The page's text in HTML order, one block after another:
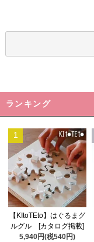
ランキング
1
【KItoTEto】はぐるまグ
ルグル [カタログ掲載]
5,940円(税540円)